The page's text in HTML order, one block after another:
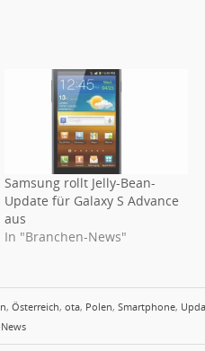
Samsung rollt Jelly-Bean-
Update für Galaxy S Advance
aus
In "Branchen-News"
, Österreich, ota, Polen, Smartphone,